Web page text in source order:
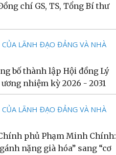
chí GS, TS, Tổng Bí thư
LÃNH ĐẠO ĐẢNG VÀ NHÀ
bố thành lập Hội đồng Lý
nhiệm kỳ 2026 - 2031
LÃNH ĐẠO ĐẢNG VÀ NHÀ
phủ Phạm Minh Chính:
nặng già hóa” sang “cơ